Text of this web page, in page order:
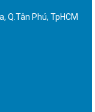
Q.Tân Phú, TpHCM